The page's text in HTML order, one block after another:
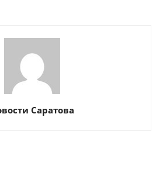
Саратова